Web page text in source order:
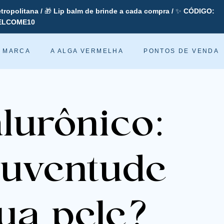
slideshow
pausa
/ 🎁Lip balm de brinde a cada compra / ✨ CÓDIGO:
MARCA A ALGA VERMELHA PONTOS DE VENDA